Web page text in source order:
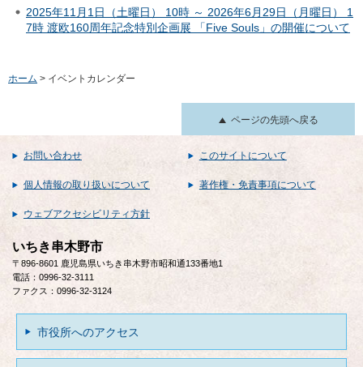
2025年11月1日（土曜日） 10時 ～ 2026年6月29日（月曜日） 1
7時 渡欧160周年記念特別企画展 「Five Souls」の開催について
ホーム > イベントカレンダー
ページの先頭へ戻る
お問い合わせ このサイトについて
個人情報の取り扱いについて 著作権・免責事項について
ウェブアクセシビリティ方針
いちき串木野市
〒896-8601 鹿児島県いちき串木野市昭和通133番地1
電話：0996-32-3111
ファクス：0996-32-3124
市役所へのアクセス